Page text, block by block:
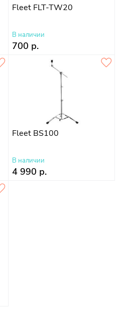
Fleet FLT-TW20
В наличии
700 р.
Fleet BS100
В наличии
4 990 р.